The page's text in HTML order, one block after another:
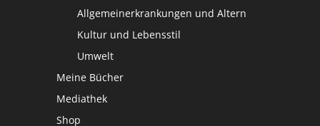
Allgemeinerkrankungen und Altern
Kultur und Lebensstil
Umwelt
Meine Bücher
Mediathek
Shop